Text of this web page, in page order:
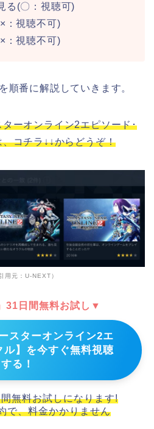
る(〇：視聴可)
：視聴不可)
：視聴不可)
順番に解説していきます。
ーオンライン2エピソード･
コチラ↓↓からどうぞ！
用元：U-NEXT）
31日間無料お試し▼
スターオンライン2エ
ル】を今すぐ無料視聴
する！
無料お試しになります!
で、料金かかりません